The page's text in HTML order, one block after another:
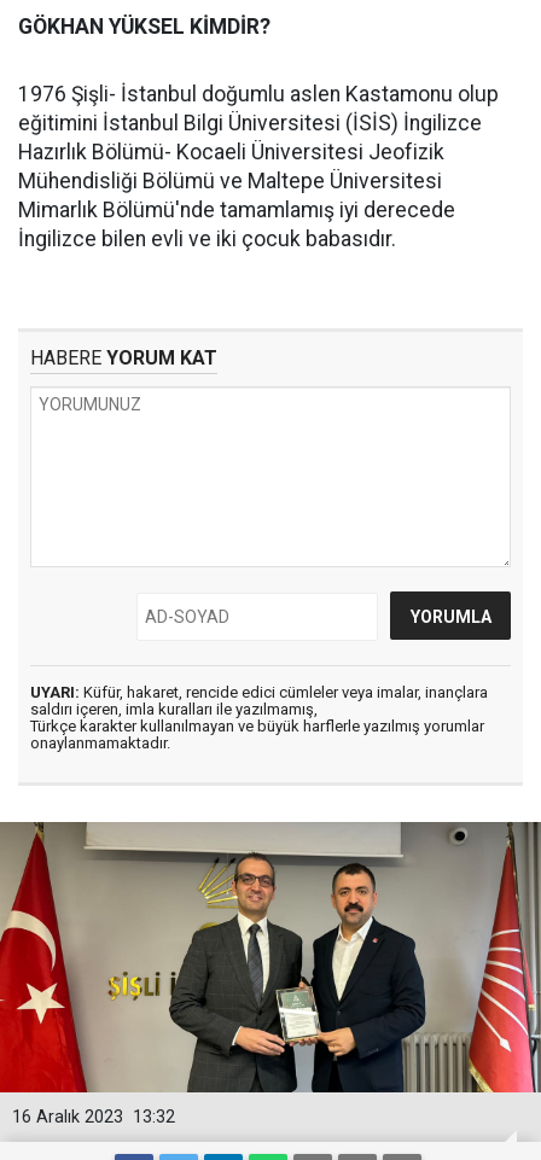
GÖKHAN YÜKSEL KİMDİR?
1976 Şişli- İstanbul doğumlu aslen Kastamonu olup
eğitimini İstanbul Bilgi Üniversitesi (İSİS) İngilizce
Hazırlık Bölümü- Kocaeli Üniversitesi Jeofizik
Mühendisliği Bölümü ve Maltepe Üniversitesi
Mimarlık Bölümü'nde tamamlamış iyi derecede
İngilizce bilen evli ve iki çocuk babasıdır.
HABERE YORUM KAT
UYARI: Küfür, hakaret, rencide edici cümleler veya imalar, inançlara
saldırı içeren, imla kuralları ile yazılmamış,
Türkçe karakter kullanılmayan ve büyük harflerle yazılmış yorumlar
onaylanmamaktadır.
13:32
16 Aralık 2023